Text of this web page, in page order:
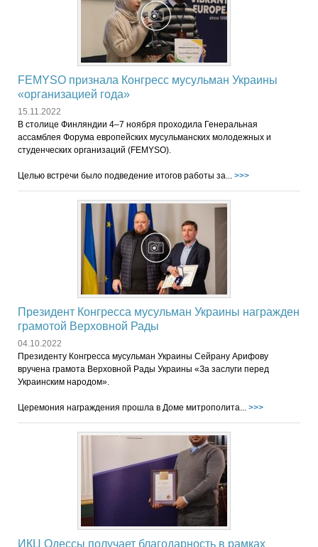
FEMYSO признала Конгресс мусульман Украины
«организацией года»
15.11.2022
В столице Финляндии 4–7 ноября проходила Генеральная
ассамблея Форума европейских мусульманских молодежных и
студенческих организаций (FEMYSO).
Целью встречи было подведение итогов работы за... >>>
Президент Конгресса мусульман Украины награжден
грамотой Верховной Рады
04.10.2022
Президенту Конгресса мусульман Украины Сейрану Арифову
вручена грамота Верховной Рады Украины «За заслуги перед
Украинским народом».
Церемония награждения прошла в Доме митрополита... >>>
ИКЦ Одессы получает благодарность в рамках